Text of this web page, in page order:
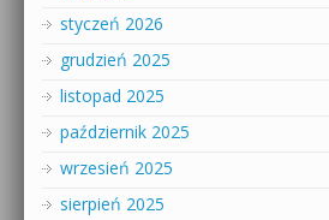
styczeń 2026
grudzień 2025
listopad 2025
październik 2025
wrzesień 2025
sierpień 2025